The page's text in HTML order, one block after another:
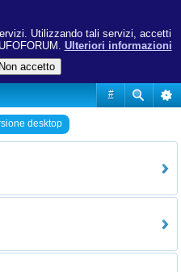
Utilizzando tali servizi, accetti
Ulteriori informazioni
#
desktop